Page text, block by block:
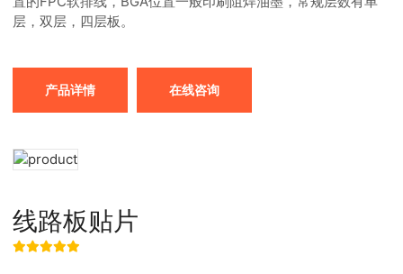
层，双层，四层板。
产品详情 在线咨询
线路板贴片